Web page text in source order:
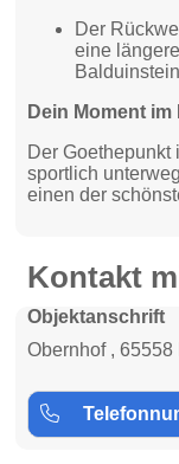
Der
eine
Dein Moment im
Der
sportlich
einen der
Kontakt
Objektanschrift
Obernhof ,